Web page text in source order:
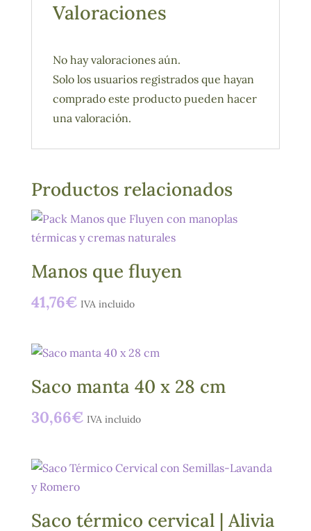
Valoraciones
No hay valoraciones aún.
Solo los usuarios registrados que hayan
comprado este producto pueden hacer
una valoración.
Productos relacionados
Manos que fluyen
41,76€ IVA incluido
Saco manta 40 x 28 cm
30,66€ IVA incluido
Saco térmico cervical | Alivia